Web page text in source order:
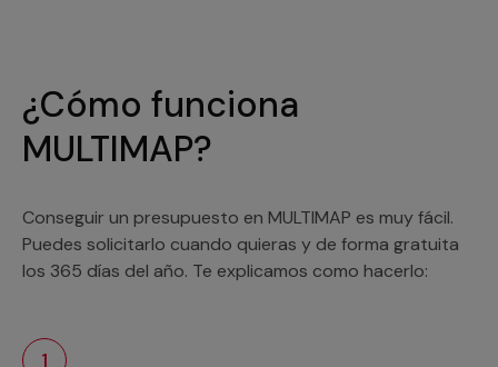
¿Cómo funciona
MULTIMAP?
Conseguir un presupuesto en MULTIMAP es muy fácil.
Puedes solicitarlo cuando quieras y de forma gratuita
los 365 días del año. Te explicamos como hacerlo:
1